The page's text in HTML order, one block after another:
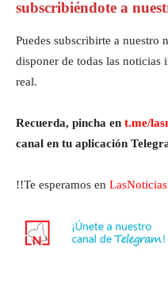
subscribiéndote a
Puedes subscribirte a nuestro
disponer de todas las noticias
real.
Recuerda, pincha en t.me/
canal en tu aplicación
!!Te esperamos en